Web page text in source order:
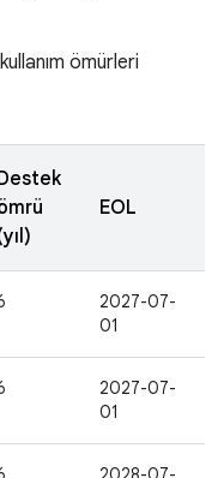
ömürleri
EOL
2027-07-
01
2027-07-
01